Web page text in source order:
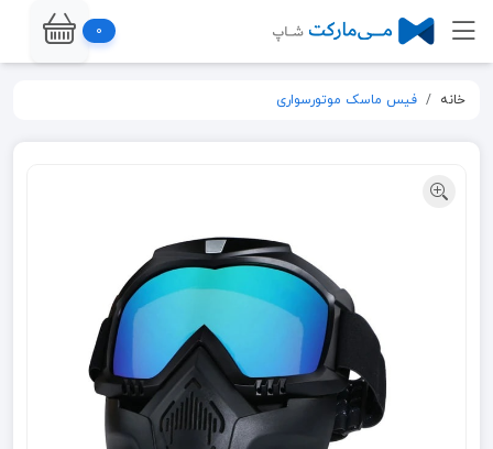
0
خانه فیس ماسک موتورسواری